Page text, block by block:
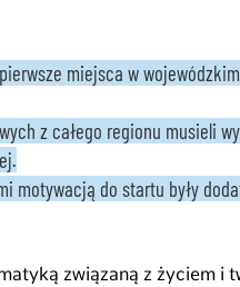
miejsca w
z całego regionu musieli
motywacją do startu były
związaną z życiem